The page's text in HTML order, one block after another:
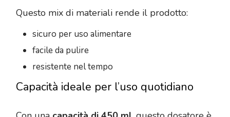
Questo mix di materiali rende il prodotto:
sicuro per uso alimentare
facile da pulire
resistente nel tempo
Capacità ideale per l’uso quotidiano